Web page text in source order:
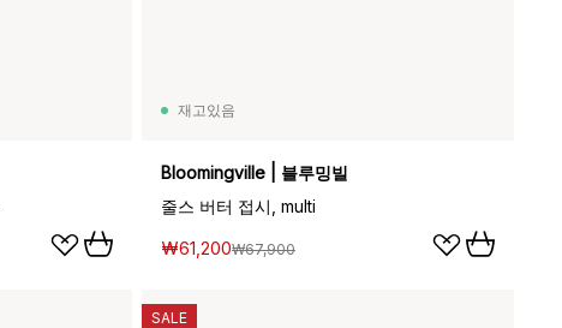
재고있음
Bloomingville | 블루밍빌
줄스 버터 접시, multi
₩61,200₩67,900
SALE